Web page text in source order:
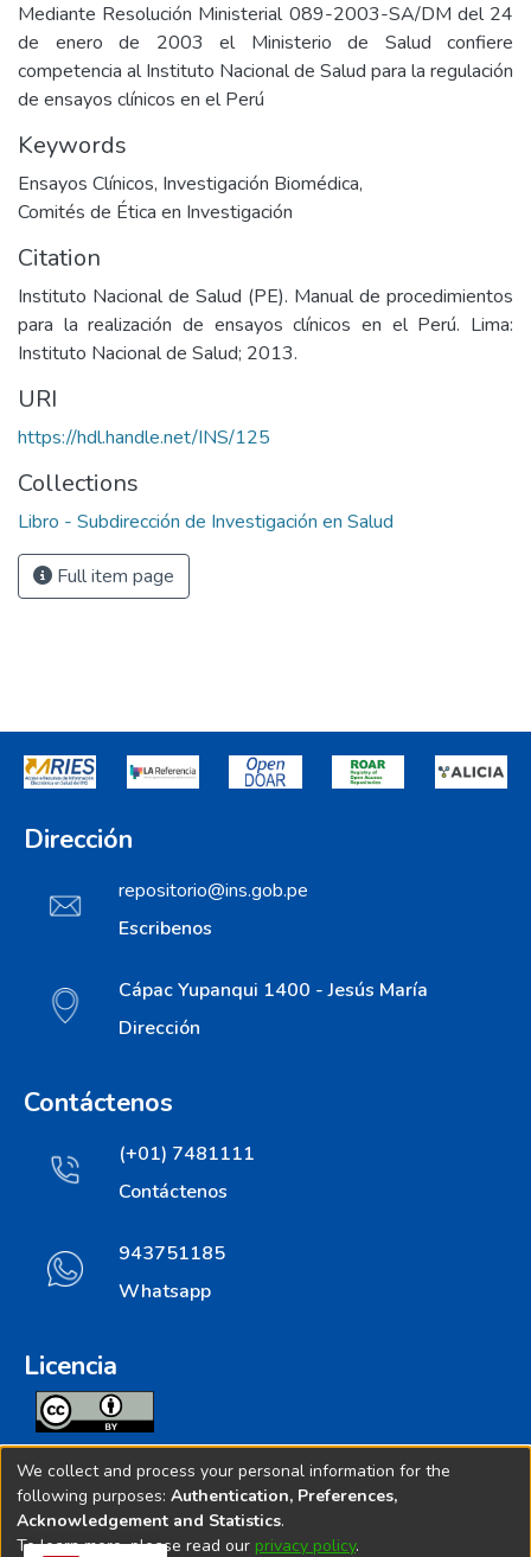
Mediante Resolución Ministerial 089-2003-SA/DM del 24
de enero de 2003 el Ministerio de Salud confiere
competencia al Instituto Nacional de Salud para la regulación
de ensayos clínicos en el Perú
Keywords
Ensayos Clínicos, Investigación Biomédica,
Comités de Ética en Investigación
Citation
Instituto Nacional de Salud (PE). Manual de procedimientos
para la realización de ensayos clínicos en el Perú. Lima:
Instituto Nacional de Salud; 2013.
URI
https://hdl.handle.net/INS/125
Collections
Libro - Subdirección de Investigación en Salud
Full item page
Dirección
repositorio@ins.gob.pe
Escribenos
Cápac Yupanqui 1400 - Jesús María
Dirección
Contáctenos
(+01) 7481111
Contáctenos
943751185
Whatsapp
Licencia
Todos los contenidos de repositorio.ins.gob.pe estan
licenciados bajo
Creative Commoms License
We collect and process your personal information for the
following purposes: Authentication, Preferences,
Acknowledgement and Statistics.
To learn more, please read our privacy policy.